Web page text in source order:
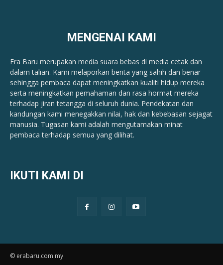
MENGENAI KAMI
Era Baru merupakan media suara bebas di media cetak dan
dalam talian. Kami melaporkan berita yang sahih dan benar ​​
sehingga pembaca dapat meningkatkan kualiti hidup mereka
serta meningkatkan pemahaman dan rasa hormat mereka
terhadap jiran tetangga di seluruh dunia. Pendekatan dan
kandungan kami menegakkan nilai, hak dan kebebasan sejagat
manusia. Tugasan kami adalah mengutamakan minat
pembaca terhadap semua yang dilihat.
IKUTI KAMI DI
© erabaru.com.my